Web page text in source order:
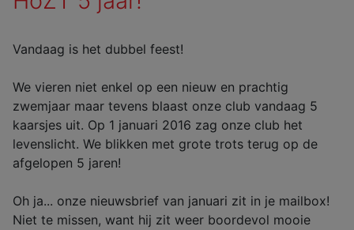
Vandaag is het dubbel feest!
We vieren niet enkel op een nieuw en prachtig
zwemjaar maar tevens blaast onze club vandaag 5
kaarsjes uit. Op 1 januari 2016 zag onze club het
levenslicht. We blikken met grote trots terug op de
afgelopen 5 jaren!
Oh ja... onze nieuwsbrief van januari zit in je mailbox!
Niet te missen, want hij zit weer boordevol mooie